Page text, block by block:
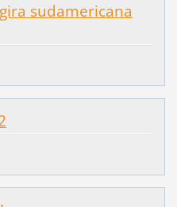
sudamericana